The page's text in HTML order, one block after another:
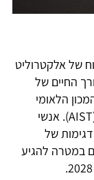
של אלקטרוליט
החיים של
הלאומי
למדע וטכנולוגיה תעשייתיים מתקדמים ביפן (AIST). אנשי
של
במטרה להגיע